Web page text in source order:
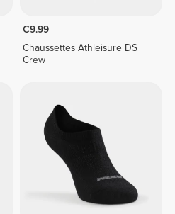
€9.99
Chaussettes Athleisure DS
Crew